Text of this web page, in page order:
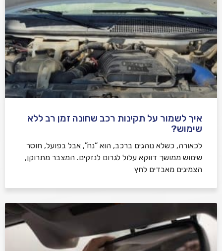
איך לשמור על תקינות רכב שחונה זמן רב ללא
שימוש?
לכאורה, כשלא נוהגים ברכב, הוא “נח”, אבל בפועל, חוסר
שימוש ממושך דווקא עלול לגרום לנזקים. המצבר מתרוקן,
הצמיגים מאבדים לחץ